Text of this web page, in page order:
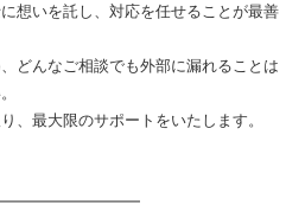
想いを託し、対応を任せることが最善
どんなご相談でも外部に漏れることは
、最大限のサポートをいたします。